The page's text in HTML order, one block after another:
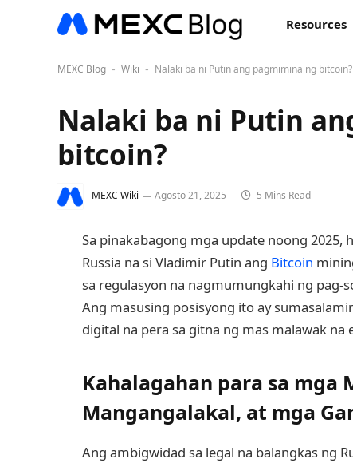
Resources
MEXC Blog - Wiki - Nalaki ba ni Putin ang pagmimina ng bitcoin?
Nalaki ba ni Putin
bitcoin?
MEXC Wiki Agosto 21, 2025 5 Mins Read
Sa pinakabagong mga update noong
Russia na si Vladimir Putin ang Bitcoin
sa regulasyon na nagmumungkahi ng pag-
Ang masusing posisyong ito ay
digital na pera sa gitna ng mas malawak
Kahalagahan para sa mga
Mangangalakal, at mga
Ang ambigwidad sa legal na balangkas ng